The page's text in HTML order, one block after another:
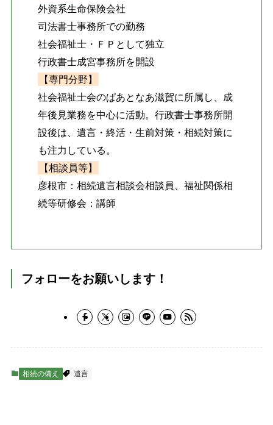
外資系生命保険会社
司法書士事務所での勤務
社会福祉士・ＦＰとして独立
行政書士成宮事務所を開設
【専門分野】
社会福祉士会のぱあとなあ滋賀に所属し、成
年後見業務を中心に活動。行政書士事務所開
設後は、遺言・終活・生前対策・相続対策に
も注力している。
【相談員等】
彦根市：相続遺言相談会相談員、福祉関係相
続等研修会：講師
フォローをお願いします！
相続の備え 遺言